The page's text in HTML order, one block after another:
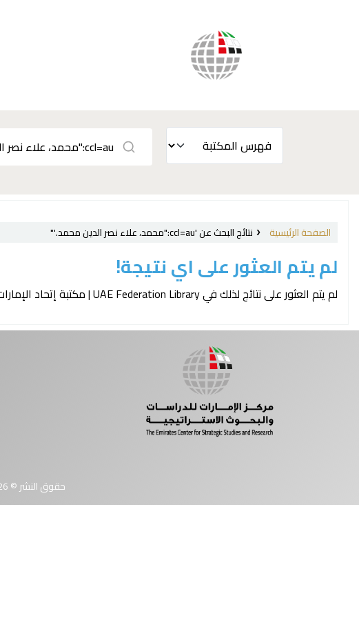
الصفحة الرئيسية نتائج البحث عن 'ccl=au:"محمد، علاء نصر الدين محمد.‪‪‪‪‪"'
لم يتم العثور على اي نتيجة!
لم يتم العثور على نتائج لذلك في UAE Federation Library | مكتبة إتحاد الإمارات الفهرس.
حقوق النشر © 2026 مركز الإمارات للدراسات والبحوث الاستراتيجية جميع الحقوق محفوظة